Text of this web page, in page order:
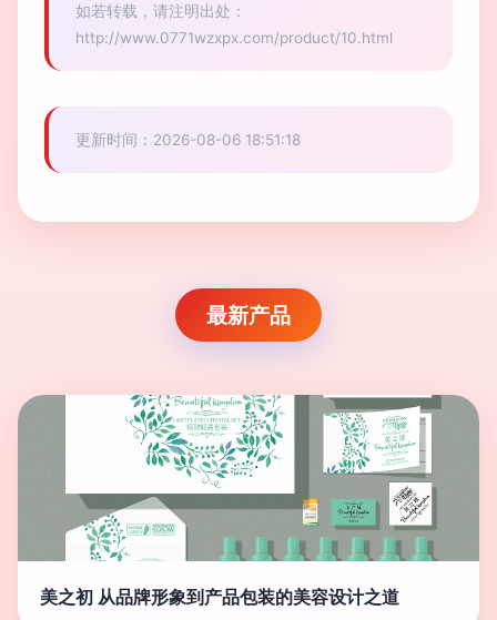
如若转载，请注明出处：
http://www.0771wzxpx.com/product/10.html
更新时间：2026-08-06 18:51:18
最新产品
美之初 从品牌形象到产品包装的美容设计之道